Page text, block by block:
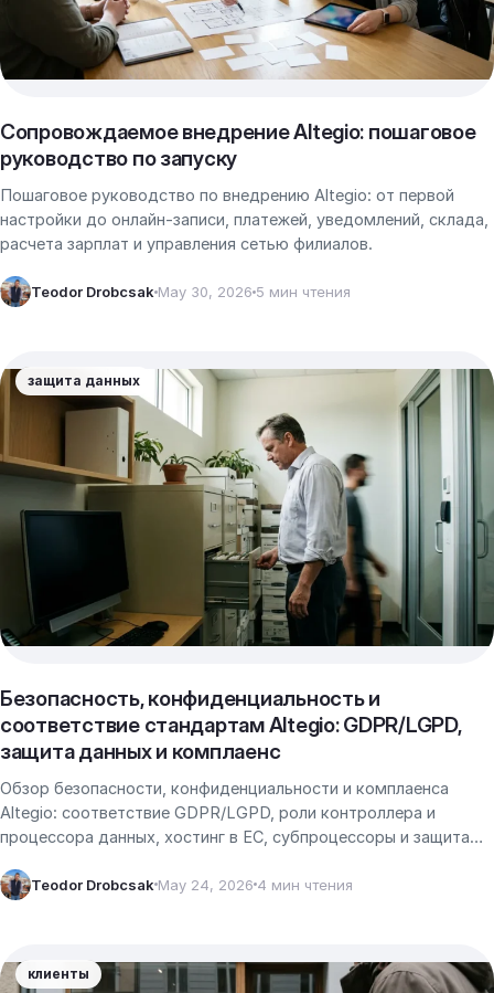
Сопровождаемое внедрение Altegio: пошаговое
руководство по запуску
Пошаговое руководство по внедрению Altegio: от первой
настройки до онлайн-записи, платежей, уведомлений, склада,
расчета зарплат и управления сетью филиалов.
Teodor Drobcsak May 30, 2026 5 мин чтения
защита данных
Безопасность, конфиденциальность и
соответствие стандартам Altegio: GDPR/LGPD,
защита данных и комплаенс
Обзор безопасности, конфиденциальности и комплаенса
Altegio: соответствие GDPR/LGPD, роли контроллера и
процессора данных, хостинг в ЕС, субпроцессоры и защита
Teodor Drobcsak May 24, 2026 4 мин чтения
клиенты